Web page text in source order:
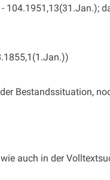
104.1951,13(31.Jan.);
Bestandssituation,
auch in der